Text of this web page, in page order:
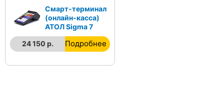
Смарт-терминал
(онлайн-касса)
АТОЛ Sigma 7
24 150 р.
Подробнее